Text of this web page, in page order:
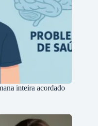
inteira acordado